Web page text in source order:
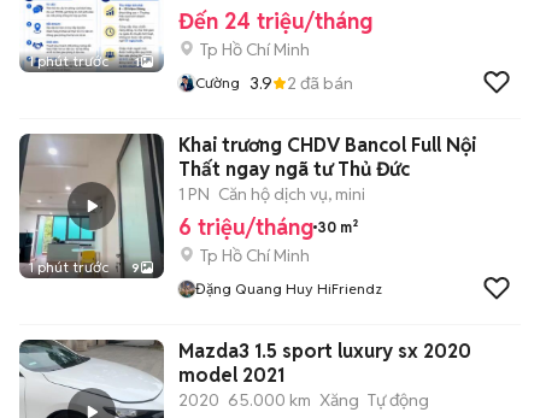
1 phút trước 1
Đến 24 triệu/tháng
Tp Hồ Chí Minh
Cường 3.9 2 đã bán
1 phút trước 9
Khai trương CHDV Bancol Full Nội
Thất ngay ngã tư Thủ Đức
1 PN Căn hộ dịch vụ, mini
6 triệu/tháng 30 m²
Tp Hồ Chí Minh
Đặng Quang Huy HiFriendz
Mazda3 1.5 sport luxury sx 2020
model 2021
2020 65.000 km Xăng Tự động